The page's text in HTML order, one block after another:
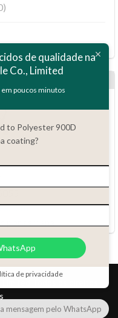
por semana
Todos os direitos
Atendimento ao Cliente
de qualidade na
Co., Limited
poucos minutos
to Polyester 900D
coating?
de privacidade
mensagem pelo WhatsApp